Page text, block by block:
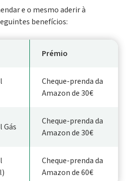
e o mesmo aderir à
benefícios:
Prémio
Cheque-prenda da
Amazon de 30€
Gás
Cheque-prenda da
Amazon de 30€
Cheque-prenda da
Amazon de 60€